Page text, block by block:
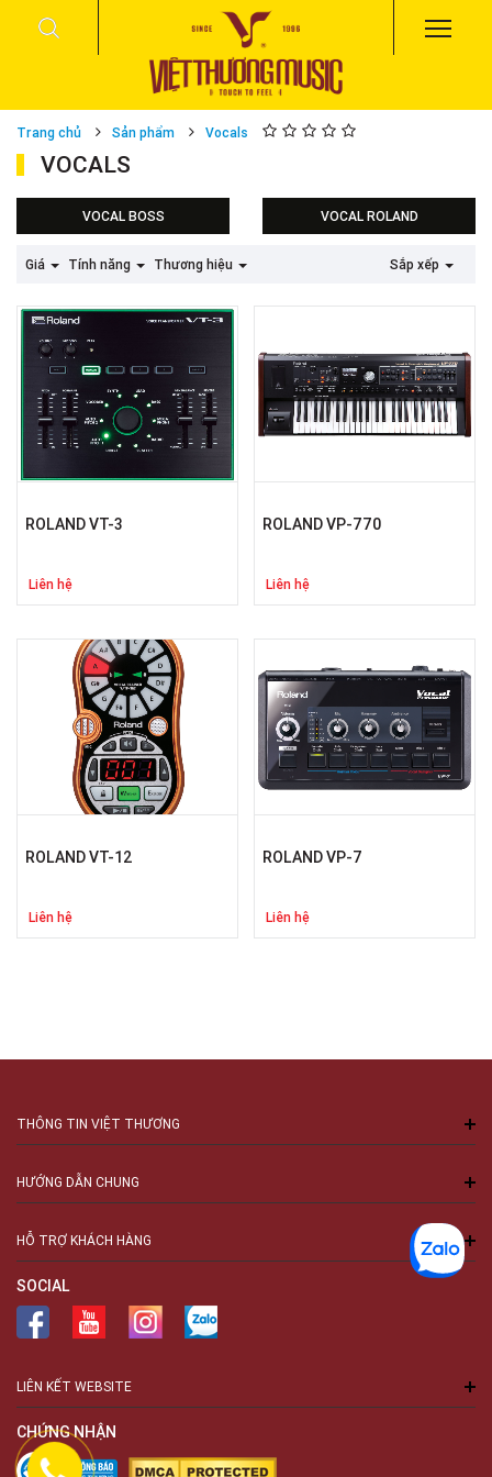
Trang chủ Sản phẩm Vocals
VOCALS
VOCAL BOSS VOCAL ROLAND
Giá Tính năng Thương hiệu Sắp xếp
ROLAND VT-3
Liên hệ
ROLAND VP-770
Liên hệ
ROLAND VT-12
Liên hệ
ROLAND VP-7
Liên hệ
THÔNG TIN VIỆT THƯƠNG
HƯỚNG DẪN CHUNG
HỖ TRỢ KHÁCH HÀNG
SOCIAL
LIÊN KẾT WEBSITE
CHỨNG NHẬN